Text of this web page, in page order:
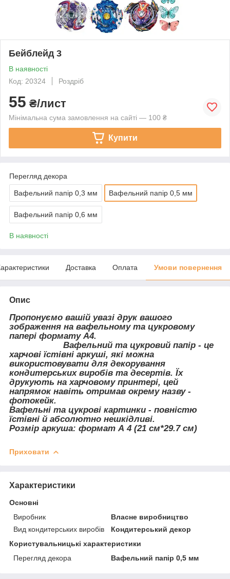
Бейблейд 3
В наявності
Код: 20324
Роздріб
55 ₴/лист
Мінімальна сума замовлення на сайті — 100 ₴
Купити
Перегляд декора
Вафельний папір 0,3 мм Вафельний папір 0,5 мм
Вафельний папір 0,6 мм
В наявності
Доставка Оплата Умови повернення
Опис
Пропонуємо вашій увазі друк вашого
зображення на вафельному та цукровому
папері формату А4.
Вафельний та цукровий папір - це
харчові їстівні аркуші, які можна
використовувати для декорування
кондитерських виробів та десертів. Їх
друкують на харчовому принтері, цей
напрямок навіть отримав окрему назву -
фотокейк.
Вафельні та цукрові картинки - повністю
їстівні й абсолютно нешкідливі.
Розмір аркуша: формат А 4 (21 см*29.7 см)
Приховати
Характеристики
Основні
Виробник
Власне виробництво
Вид кондитерських виробів
Кондитерський декор
Користувальницькі характеристики
Перегляд декора
Вафельний папір 0,5 мм